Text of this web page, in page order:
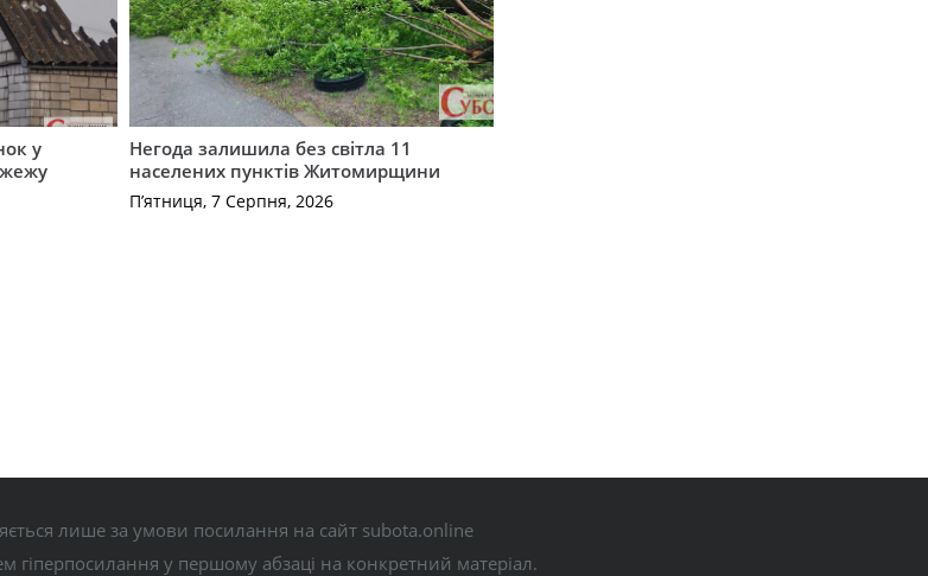
у
Негода залишила без світла 11
населених пунктів Житомирщини
П’ятниця, 7 Серпня, 2026
лише за умови посилання на сайт subota.online
гіперпосилання у першому абзаці на конкретний матеріал.